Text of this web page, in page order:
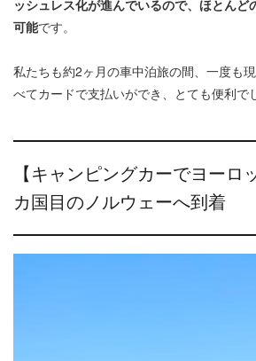
ッシュレス化が進んでいるので、ほとんど
可能です。
私たちも約2ヶ月の車中泊旅の間、一度も
べてカードで支払いができ、とても便利で
【キャンピングカーでヨーロ
カ国目のノルウェーへ到着